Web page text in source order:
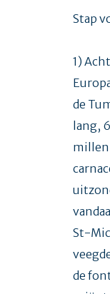
Stap
1)
de
lang,
St-
de